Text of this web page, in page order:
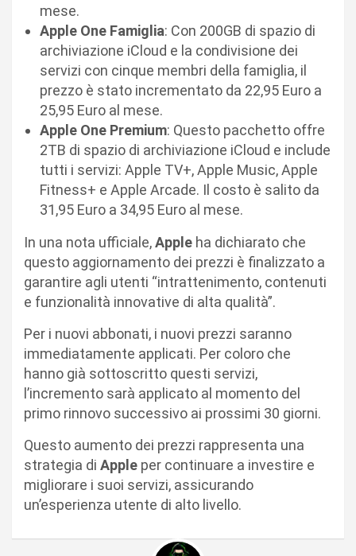
mese.
Apple One Famiglia: Con 200GB di spazio di
archiviazione iCloud e la condivisione dei
servizi con cinque membri della famiglia, il
prezzo è stato incrementato da 22,95 Euro a
25,95 Euro al mese.
Apple One Premium: Questo pacchetto offre
2TB di spazio di archiviazione iCloud e include
tutti i servizi: Apple TV+, Apple Music, Apple
Fitness+ e Apple Arcade. Il costo è salito da
31,95 Euro a 34,95 Euro al mese.
In una nota ufficiale,Apple ha dichiarato che
questo aggiornamento dei prezzi è finalizzato a
garantire agli utenti “intrattenimento, contenuti
e funzionalità innovative di alta qualità”.
Per i nuovi abbonati, i nuovi prezzi saranno
immediatamente applicati. Per coloro che
hanno già sottoscritto questi servizi,
l’incremento sarà applicato al momento del
primo rinnovo successivo ai prossimi 30 giorni.
Questo aumento dei prezzi rappresenta una
strategia di Apple per continuare a investire e
migliorare i suoi servizi, assicurando
un’esperienza utente di alto livello.